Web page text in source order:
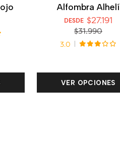
Alfombra Alhelí
DESDE $27.191
$31.990
3.0
VER OPCIONES